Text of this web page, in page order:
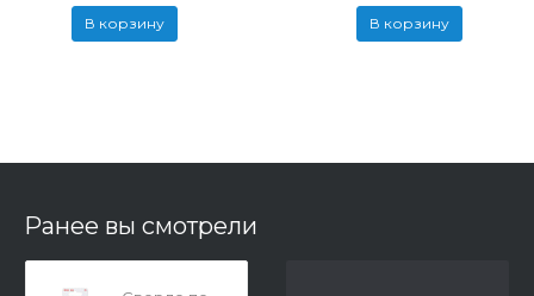
В корзину В корзину
Ранее вы смотрели